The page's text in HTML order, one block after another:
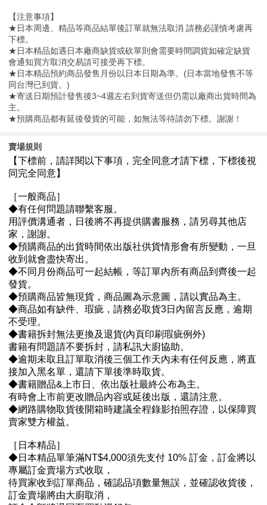
【注意事項】
★日本周邊、精品等商品結單後訂單就無法取消 請務必謹慎考慮再
下標。
★日本精品如遇日本廠商缺貨或砍單則會需要時間調貨如確定缺貨
會通知買方取消交易請可接受再下標。
★日本精品預約商品發售月份以日本日期為準。(日本當地發售不等
同台灣已到貨。)
★寄送日期預計發售後3~4週左右到貨寄送但仍需以廠商出貨時間為
主。
★預購商品都有延後發貨的可能，如無法等待請勿下標。謝謝！
賣場規則